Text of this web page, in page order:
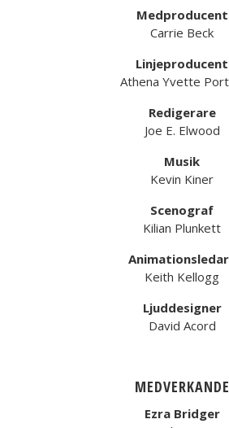
Medproducent
Carrie Beck
Linjeproducent
Athena Yvette
Redigerare
Joe E. Elwood
Musik
Kevin Kiner
Scenograf
Kilian Plunkett
Keith Kellogg
Ljuddesigner
David Acord
MEDVERKANDE
Ezra Bridger